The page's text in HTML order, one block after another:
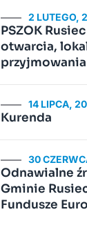
2 LUTEGO,
PSZOK
otwarcia,
14 LIPCA,
Kurenda
30
Odnawialne
Gminie
Fundusze